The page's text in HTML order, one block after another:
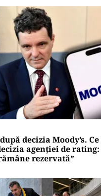
decizia Moody’s.
agenției de rating:
rezervată”